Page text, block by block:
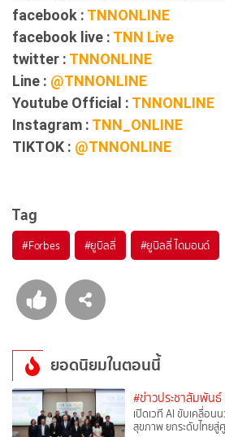
facebook : TNNONLINE
facebook live : TNN Live
twitter : TNNONLINE
Line : @TNNONLINE
Youtube Official : TNNONLINE
Instagram : TNN_ONLINE
TIKTOK : @TNNONLINE
Tag
#Forbes #ยูบิลลี่ #ยูบิลลี่ ไดมอนด์
ยอดนิยมในตอนนี้
#ข่าวประชาสัมพันธ์
เปิดเวที AI ขับเคลื่อน
สุขภาพ ยกระดับไทยสู่